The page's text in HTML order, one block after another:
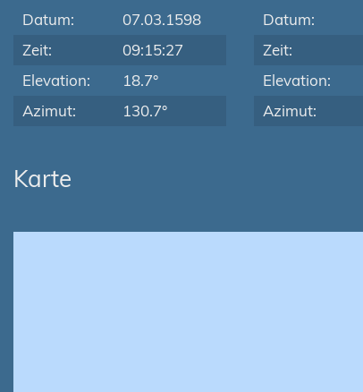
Datum:
07.03.1598
Zeit:
09:15:27
Elevation:
18.7°
Azimut:
130.7°
Datum:
Zeit:
Elevation:
Azimut:
Karte